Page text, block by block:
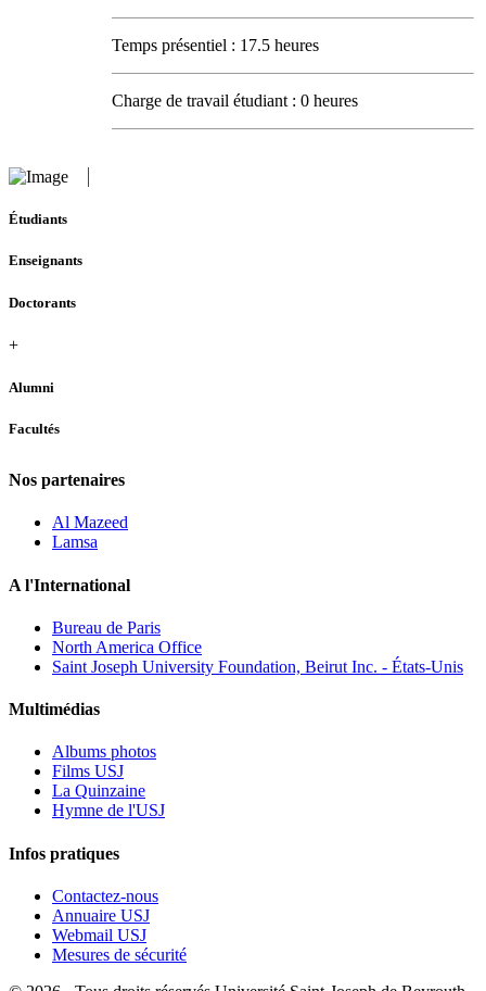
Temps présentiel : 17.5 heures
Charge de travail étudiant : 0 heures
Étudiants
Enseignants
Doctorants
+
Alumni
Facultés
Nos partenaires
Al Mazeed
Lamsa
A l'International
Bureau de Paris
North America Office
Saint Joseph University Foundation, Beirut Inc. - États-Unis
Multimédias
Albums photos
Films USJ
La Quinzaine
Hymne de l'USJ
Infos pratiques
Contactez-nous
Annuaire USJ
Webmail USJ
Mesures de sécurité